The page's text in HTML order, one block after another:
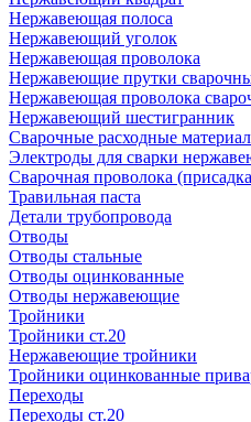
Нержавеющая полоса
Нержавеющий уголок
Нержавеющая проволока
Нержавеющие прутки
Нержавеющая проволока
Нержавеющий шестигранник
Сварочные расходные
Электроды для сварки
Сварочная проволока
Травильная паста
Детали трубопровода
Отводы
Отводы стальные
Отводы оцинкованные
Отводы нержавеющие
Тройники
Тройники ст.20
Нержавеющие тройники
Тройники оцинкованные
Переходы
Переходы ст.20